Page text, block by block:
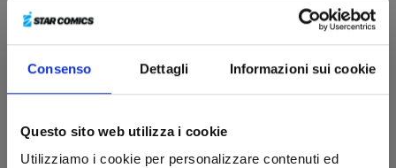
Consenso Dettagli Informazioni sui cookie
Questo sito web utilizza i cookie
Utilizziamo i cookie per personalizzare contenuti ed